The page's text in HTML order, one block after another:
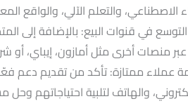
الاصطناعي، والتعلم الآلي، والواقع
في قنوات البيع: بالإضافة إلى
منصات أخرى مثل أمازون، إيباي، أو
عملاء ممتازة: تأكد من تقديم دعم
والهاتف لتلبية احتياجاتهم